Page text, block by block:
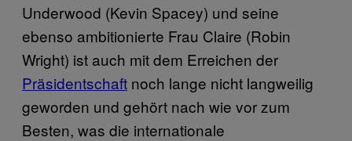
Underwood (Kevin Spacey) und seine
ebenso ambitionierte Frau Claire (Robin
Wright) ist auch mit dem Erreichen der
Präsidentschaft noch lange nicht langweilig
geworden und gehört nach wie vor zum
Besten, was die internationale